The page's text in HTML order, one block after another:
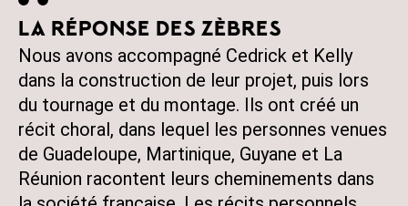
LA RÉPONSE DES ZÈBRES
Nous avons accompagné Cedrick et Kelly
dans la construction de leur projet, puis lors
du tournage et du montage. Ils ont créé un
récit choral, dans lequel les personnes venues
de Guadeloupe, Martinique, Guyane et La
Réunion racontent leurs cheminements dans